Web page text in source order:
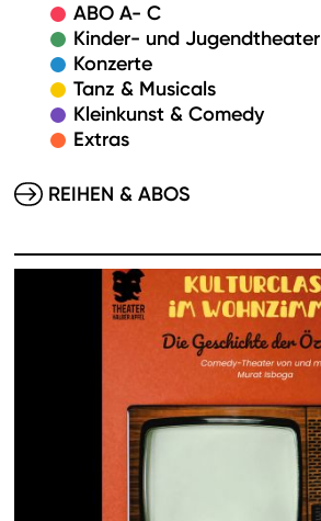
ABO A- C
Kinder- und Jugendtheater
Konzerte
Tanz & Musicals
Kleinkunst & Comedy
Extras
REIHEN & ABOS